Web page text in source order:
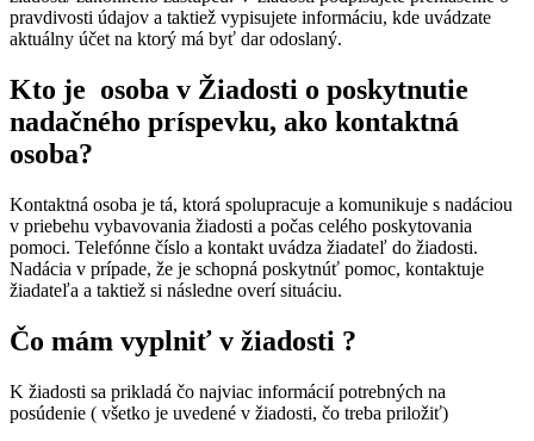
pravdivosti údajov a taktiež vypisujete informáciu, kde uvádzate
aktuálny účet na ktorý má byť dar odoslaný.
Kto je osoba v Žiadosti o poskytnutie
nadačného príspevku, ako kontaktná
osoba?
Kontaktná osoba je tá, ktorá spolupracuje a komunikuje s nadáciou
v priebehu vybavovania žiadosti a počas celého poskytovania
pomoci. Telefónne číslo a kontakt uvádza žiadateľ do žiadosti.
Nadácia v prípade, že je schopná poskytnúť pomoc, kontaktuje
žiadateľa a taktiež si následne overí situáciu.
Čo mám vyplniť v žiadosti ?
K žiadosti sa prikladá čo najviac informácií potrebných na
posúdenie ( všetko je uvedené v žiadosti, čo treba priložiť)